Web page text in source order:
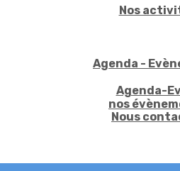
Nos
Agenda -
Agenda-
nos
Nous